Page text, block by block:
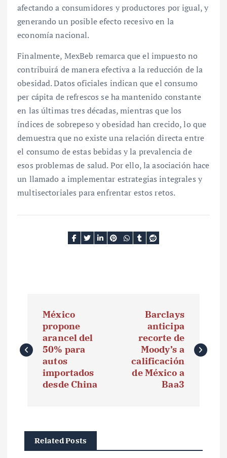
afectando a consumidores y productores por igual, y
generando un posible efecto recesivo en la
economía nacional.
Finalmente, MexBeb remarca que el impuesto no
contribuirá de manera efectiva a la reducción de la
obesidad. Datos oficiales indican que el consumo
per cápita de refrescos se ha mantenido constante
en las últimas tres décadas, mientras que los
índices de sobrepeso y obesidad han crecido, lo que
demuestra que no existe una relación directa entre
el consumo de estas bebidas y la prevalencia de
esos problemas de salud. Por ello, la asociación hace
un llamado a implementar estrategias integrales y
multisectoriales para enfrentar estos retos.
v
México
propone
arancel del
50% para
autos
importados
desde China
Barclays
anticipa
recorte de
Moody’s a
calificación
de México a
Baa3
Related Posts